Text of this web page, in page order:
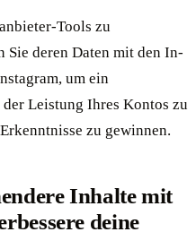
Tools zu
deren Daten mit den In-
um ein
der Leistung Ihres Kontos zu
zu gewinnen.
Inhalte mit
deine